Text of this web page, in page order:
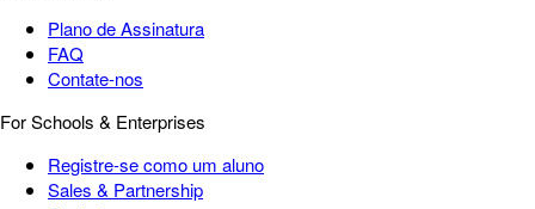
Plano de Assinatura
FAQ
Contate-nos
For Schools & Enterprises
Registre-se como um aluno
Sales & Partnership